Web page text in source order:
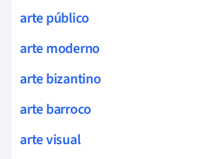
arte público
arte moderno
arte bizantino
arte barroco
arte visual